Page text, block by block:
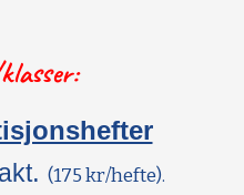
. (175 kr/hefte).